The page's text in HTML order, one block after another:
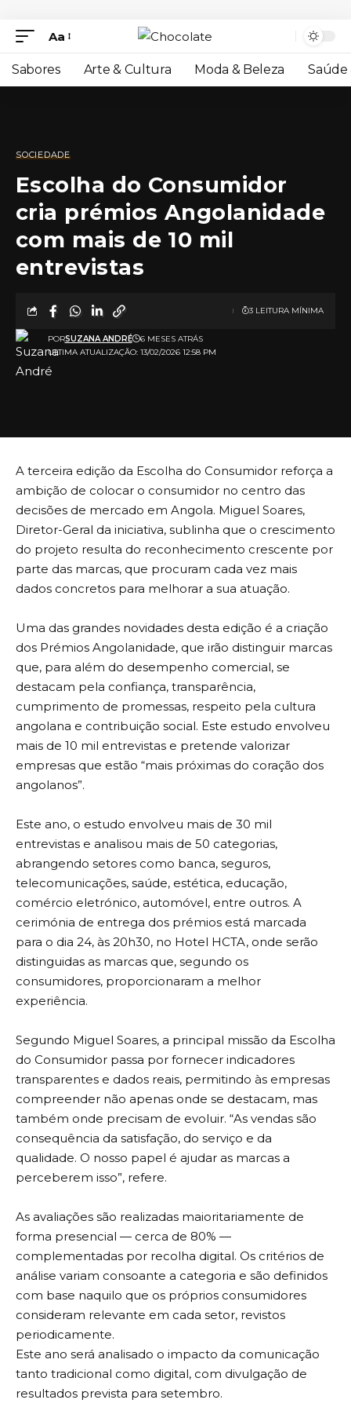
Aa
Sabores Arte & Cultura Moda & Beleza Saúde
SOCIEDADE
Escolha do Consumidor
cria prémios Angolanidade
com mais de 10 mil
entrevistas
ULTIMA ATUALIZAÇÃO: 13/02/2026 12:58 PM
PORSUZANA ANDRÉ 6 MESES ATRÁS
3 LEITURA MÍNIMA
A terceira edição da Escolha do Consumidor reforça a
ambição de colocar o consumidor no centro das
decisões de mercado em Angola. Miguel Soares,
Diretor-Geral da iniciativa, sublinha que o crescimento
do projeto resulta do reconhecimento crescente por
parte das marcas, que procuram cada vez mais
dados concretos para melhorar a sua atuação.
Uma das grandes novidades desta edição é a criação
dos Prémios Angolanidade, que irão distinguir marcas
que, para além do desempenho comercial, se
destacam pela confiança, transparência,
cumprimento de promessas, respeito pela cultura
angolana e contribuição social. Este estudo envolveu
mais de 10 mil entrevistas e pretende valorizar
empresas que estão “mais próximas do coração dos
angolanos”.
Este ano, o estudo envolveu mais de 30 mil
entrevistas e analisou mais de 50 categorias,
abrangendo setores como banca, seguros,
telecomunicações, saúde, estética, educação,
comércio eletrónico, automóvel, entre outros. A
cerimónia de entrega dos prémios está marcada
para o dia 24, às 20h30, no Hotel HCTA, onde serão
distinguidas as marcas que, segundo os
consumidores, proporcionaram a melhor
experiência.
Segundo Miguel Soares, a principal missão da Escolha
do Consumidor passa por fornecer indicadores
transparentes e dados reais, permitindo às empresas
compreender não apenas onde se destacam, mas
também onde precisam de evoluir. “As vendas são
consequência da satisfação, do serviço e da
qualidade. O nosso papel é ajudar as marcas a
perceberem isso”, refere.
As avaliações são realizadas maioritariamente de
forma presencial — cerca de 80% —
complementadas por recolha digital. Os critérios de
análise variam consoante a categoria e são definidos
com base naquilo que os próprios consumidores
consideram relevante em cada setor, revistos
periodicamente.
Este ano será analisado o impacto da comunicação
tanto tradicional como digital, com divulgação de
resultados prevista para setembro.